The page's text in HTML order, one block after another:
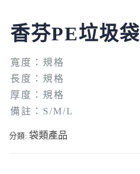
香芬PE垃圾袋
寬度：規格
長度：規格
厚度：規格
備註：S/M/L
分類: 袋類產品